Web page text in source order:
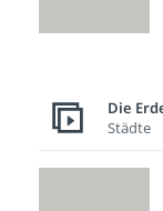
Die
Städte